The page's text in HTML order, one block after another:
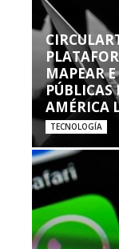
MAPEAR
PÚBLICAS
AMÉRICA
TECNOLOGÍA